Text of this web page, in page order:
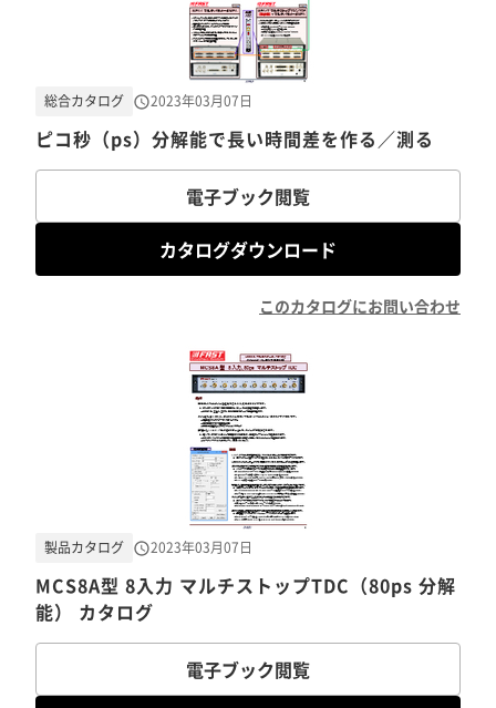
ピコ秒（ps）分解能で長い時間差を作る／測る
総合カタログ 2023年03月07日
電子ブック閲覧
カタログダウンロード
このカタログにお問い合わせ
MCS8A型 8入力 マルチストップTDC（80ps 分解
能） カタログ
製品カタログ 2023年03月07日
電子ブック閲覧